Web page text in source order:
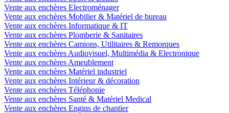
Vente aux enchères Electroménager
Vente aux enchères Mobilier & Matériel de bureau
Vente aux enchères Informatique & IT
Vente aux enchères Plomberie & Sanitaires
Vente aux enchères Camions, Utilitaires & Remorques
Vente aux enchères Audiovisuel, Multimédia & Electronique
Vente aux enchères Ameublement
Vente aux enchères Matériel industriel
Vente aux enchères Intérieur & décoration
Vente aux enchères Téléphonie
Vente aux enchères Santé & Matériel Medical
Vente aux enchères Engins de chantier